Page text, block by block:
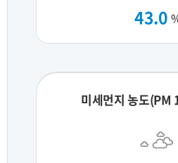
43.0
미세먼지 농도